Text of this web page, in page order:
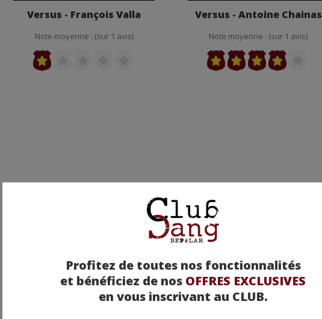
Profitez de toutes nos fonctionnalités
et bénéficiez de nos OFFRES EXCLUSIVES
en vous inscrivant au CLUB.
Versus - François Valla
Note moyenne : (sur 1 avis)
Versus - Antoine Chainas
Note moyenne : (sur 1 avis)